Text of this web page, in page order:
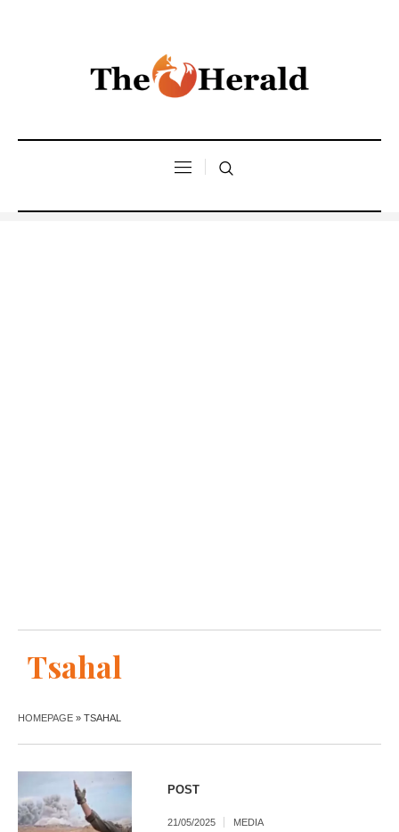
Tsahal
HOMEPAGE » TSAHAL
POST
21/05/2025 MEDIA